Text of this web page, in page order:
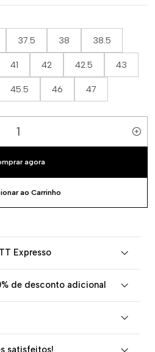
37.5 38 38.5
41 42 42.5 43
45.5 46 47
ao Carrinho
agora
Expresso
de desconto adicional
satisfeitos!